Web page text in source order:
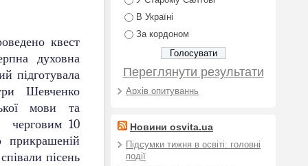
квест
духовна
підготувала
Шевченко
мови та
черговим 10
пісень
В Україні
За кордоном
Переглянути результати
Архів опитуваннь
Новини osvita.ua
Підсумки тижня в освіті: головні
події